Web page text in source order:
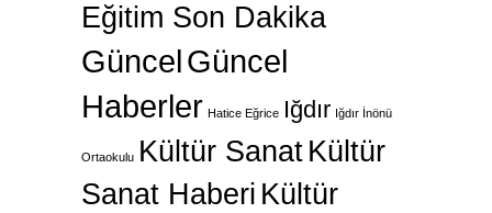
Eğitim Son Dakika
GüncelGüncel
Haberler Hatice Eğrice Iğdır Iğdır İnönü
Ortaokulu Kültür SanatKültür
Sanat Haberi Kültür